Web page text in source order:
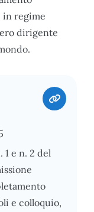
in regime
dirigente
1 e n. 2 del
e colloquio,